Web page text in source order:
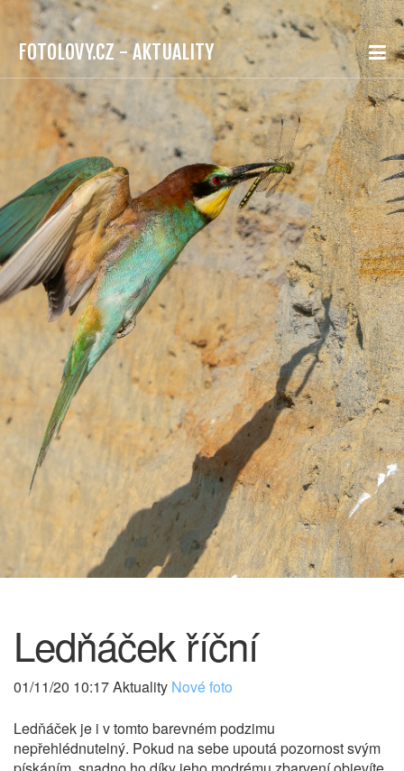
FOTOLOVY.CZ - AKTUALITY
Ledňáček říční
01/11/20 10:17 Aktuality Nové foto
Ledňáček je i v tomto barevném podzimu
nepřehlédnutelný. Pokud na sebe upoutá pozornost svým